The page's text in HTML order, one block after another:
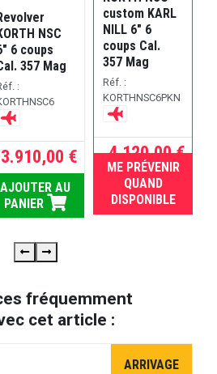
NSC
6 coups
357 Mag
:
3.910,00 €
AJOUTER AU
PANIER
custom KARL
NILL 6" 6
coups Cal.
357 Mag
Réf. :
KORTHNSC6PKN
4.120,00 €
RUPTURE
ME PRÉVENIR
QUAND
DISPONIBLE
fréquemment
cet article :
ARRIVAGE